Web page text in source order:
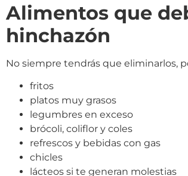
Alimentos que
hinchazón
No siempre tendrás que eliminarlos,
fritos
platos muy grasos
legumbres en exceso
brócoli, coliflor y coles
refrescos y bebidas con gas
chicles
lácteos si te generan molestias